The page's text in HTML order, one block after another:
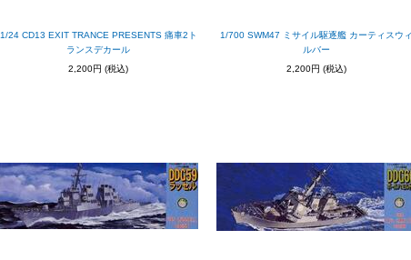
1/24 CD13 EXIT TRANCE PRESENTS 痛車2ト
ランスデカール
2,200円 (税込)
1/700 SWM47 ミサイル駆逐艦 カーティスウ
ルバー
2,200円 (税込)